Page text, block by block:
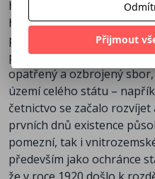
terénu velmi
pašeráky, při němž šlo
přesto všechno ale drtivá
působení u sboru
hlavních úkolů spočíval v
hranicí – zjednodušeně
pašerákům a
představovala v době
opatřený a ozbrojený
území celého státu –
četnictvo se začalo
prvních dnů existence
pomezní, tak i
především jako ochránce
Přijmout